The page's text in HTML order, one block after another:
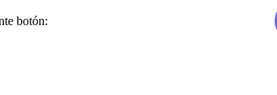
botón: